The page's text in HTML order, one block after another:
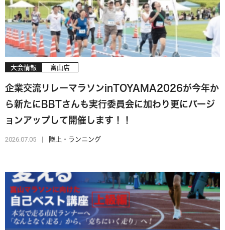
大会情報 富山店
企業交流リレーマラソンinTOYAMA2026が今年か
ら新たにBBTさんも実行委員会に加わり更にバージ
ョンアップして開催します！！
2026.07.05 陸上・ランニング